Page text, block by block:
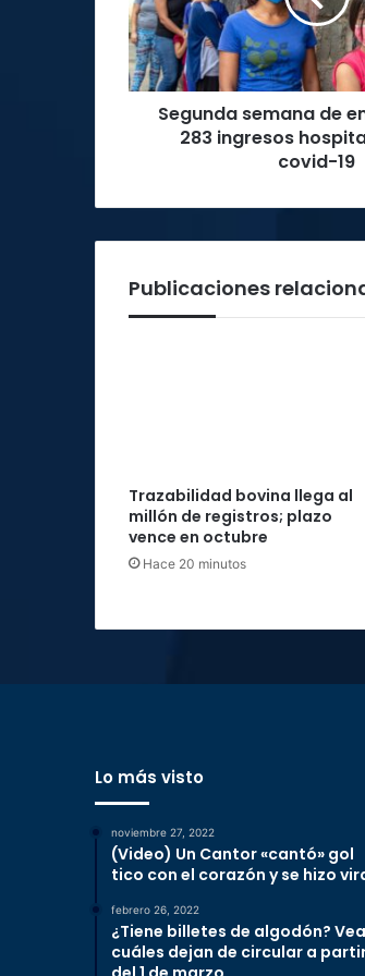
283
ingresos
hospitalarios
por
covid-Segunda semana de
283 ingresos
covid-19
Publicaciones
Trazabilidad bovina llega al
millón de registros; plazo
vence en octubre
Hace 20 minutos
Lo más visto
noviembre 27, 2022
(Video) Un Cantor «cantó» gol
tico con el corazón y se hizo
febrero 26, 2022
¿Tiene billetes de algodón? Vea
cuáles dejan de circular a